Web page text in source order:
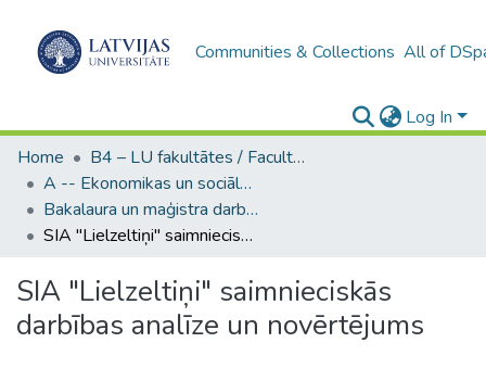
Communities & Collections All of
Log In
Home
B4 – LU fakultātes / Faculties of the UL
A -- Ekonomikas un sociālo zinātņu fakultāte / Faculty of Economics and Social Sciences
Bakalaura un maģistra darbi (ESZF) / Bachelor's and Master's theses
SIA "Lielzeltiņi" saimnieciskās darbības analīze un novērtējums
SIA "Lielzeltiņi" saimnieciskās
darbības analīze un novērtējums